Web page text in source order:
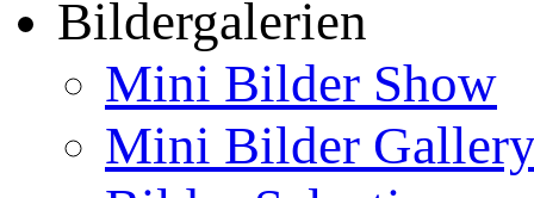
Bildergalerien
Mini Bilder Show
Mini Bilder